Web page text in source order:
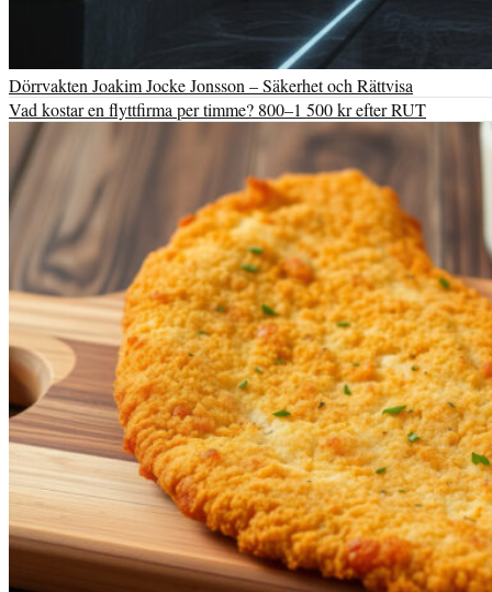
Dörrvakten Joakim Jocke Jonsson – Säkerhet och Rättvisa
Vad kostar en flyttfirma per timme? 800–1 500 kr efter RUT